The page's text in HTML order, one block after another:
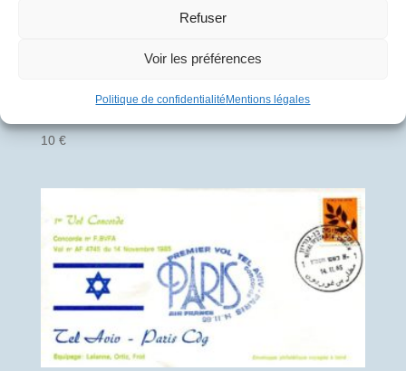
Refuser
Voir les préférences
Politique de confidentialitéMentions légales
10 €